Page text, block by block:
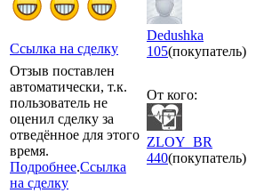
Ссылка на сделку
Dedushka
105(покупатель)
Отзыв поставлен
автоматически, т.к.
пользователь не
оценил сделку за
отведённое для этого
время.
Подробнее.Ссылка
на сделку
От кого:
ZLOY_BR
440(покупатель)